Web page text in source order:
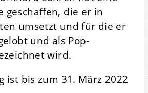
geschaffen, die er in
umsetzt und für die er
und als Pop-
wird.
ist bis zum 31. März 2022